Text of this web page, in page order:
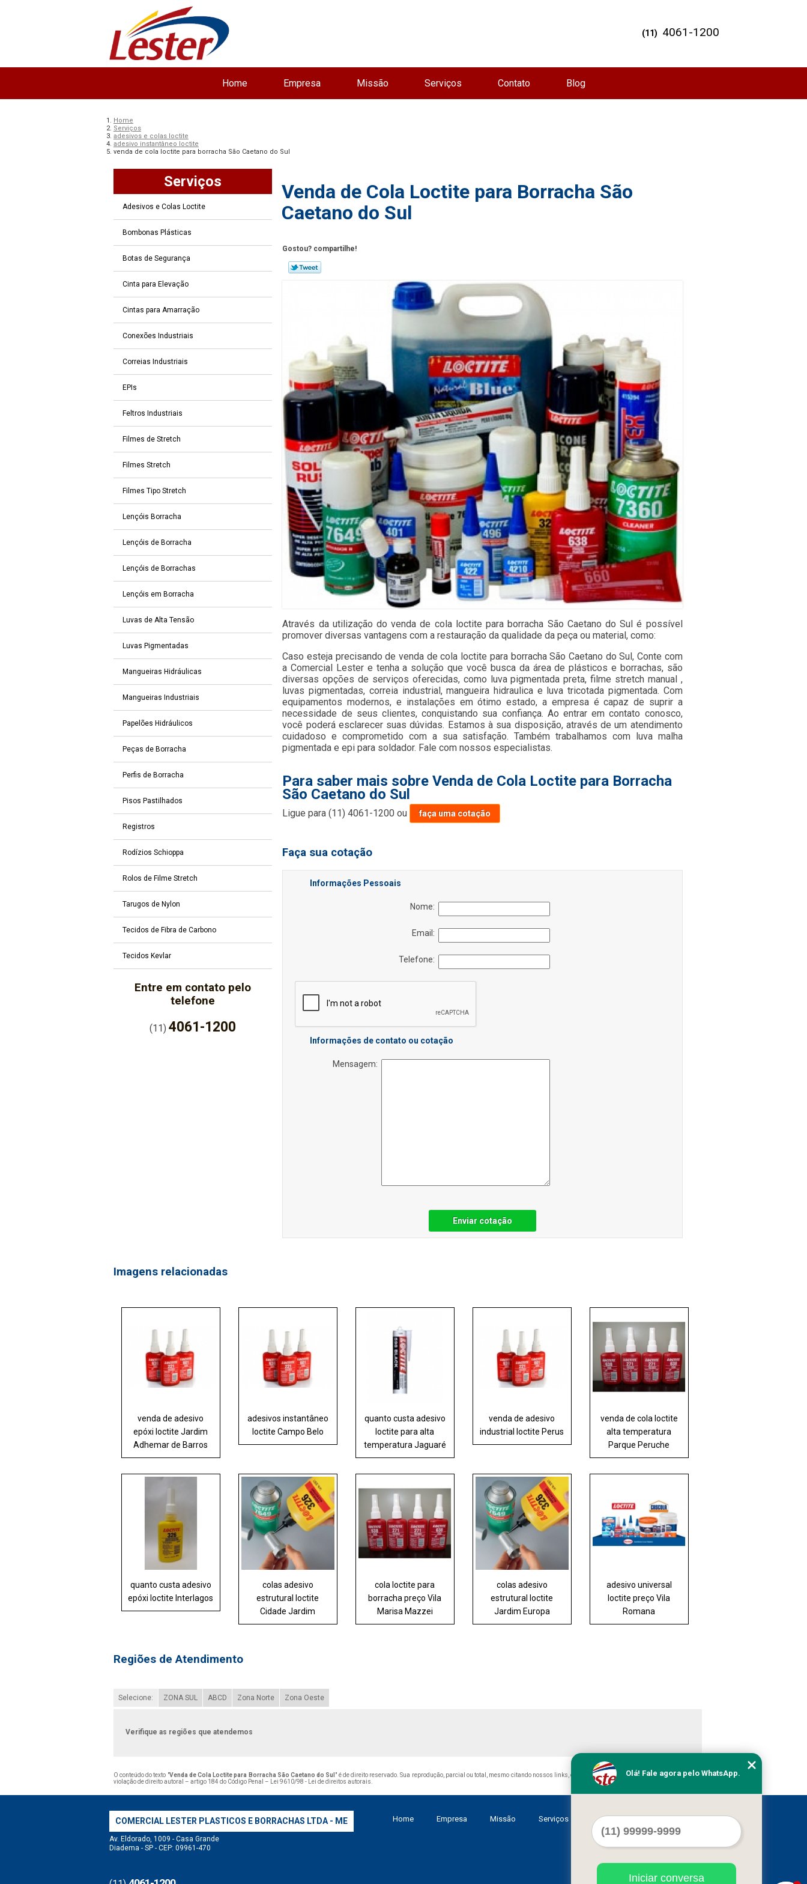
Home Empresa Missão Serviços Contato Blog
(11) 4061-1200
Home
Serviços
adesivos e colas loctite
adesivo instantâneo loctite
venda de cola loctite para borracha São Caetano do Sul
Serviços
Adesivos e Colas Loctite
Bombonas Plásticas
Botas de Segurança
Cinta para Elevação
Cintas para Amarração
Conexões Industriais
Correias Industriais
EPIs
Feltros Industriais
Filmes de Stretch
Filmes Stretch
Filmes Tipo Stretch
Lençóis Borracha
Lençóis de Borracha
Lençóis de Borrachas
Lençóis em Borracha
Luvas de Alta Tensão
Luvas Pigmentadas
Mangueiras Hidráulicas
Mangueiras Industriais
Papelões Hidráulicos
Peças de Borracha
Perfis de Borracha
Pisos Pastilhados
Registros
Rodízios Schioppa
Rolos de Filme Stretch
Tarugos de Nylon
Tecidos de Fibra de Carbono
Tecidos Kevlar
Entre em contato pelo
telefone
(11)4061-1200
Venda de Cola Loctite para Borracha São
Caetano do Sul
Gostou? compartilhe!
Através da utilização do venda de cola loctite para borracha São Caetano do Sul é possível
promover diversas vantagens com a restauração da qualidade da peça ou material, como:
Caso esteja precisando de venda de cola loctite para borracha São Caetano do Sul, Conte com
a Comercial Lester e tenha a solução que você busca da área de plásticos e borrachas, são
diversas opções de serviços oferecidas, como luva pigmentada preta, filme stretch manual ,
luvas pigmentadas, correia industrial, mangueira hidraulica e luva tricotada pigmentada. Com
equipamentos modernos, e instalações em ótimo estado, a empresa é capaz de suprir a
necessidade de seus clientes, conquistando sua confiança. Ao entrar em contato conosco,
você poderá esclarecer suas dúvidas. Estamos à sua disposição, através de um atendimento
cuidadoso e comprometido com a sua satisfação. Também trabalhamos com luva malha
pigmentada e epi para soldador. Fale com nossos especialistas.
Para saber mais sobre Venda de Cola Loctite para Borracha
São Caetano do Sul
Ligue para(11) 4061-1200 ou faça uma cotação
Faça sua cotação
Informações Pessoais
Nome:
Email:
Telefone:
Informações de contato ou cotação
Mensagem:
Enviar cotação
Imagens relacionadas
venda de adesivo
epóxi loctite Jardim
Adhemar de Barros
adesivos instantâneo
loctite Campo Belo
quanto custa adesivo
loctite para alta
temperatura Jaguaré
venda de adesivo
industrial loctite Perus
venda de cola loctite
alta temperatura
Parque Peruche
quanto custa adesivo
epóxi loctite Interlagos
colas adesivo
estrutural loctite
Cidade Jardim
cola loctite para
borracha preço Vila
Marisa Mazzei
colas adesivo
estrutural loctite
Jardim Europa
adesivo universal
loctite preço Vila
Romana
Regiões de Atendimento
Selecione: ZONA SUL ABCD Zona Norte Zona Oeste
Verifique as regiões que atendemos
O conteúdo do texto "Venda de Cola Loctite para Borracha São Caetano do Sul " é de direito reservado. Sua reprodução, parcial ou total, mesmo citando nossos links, é proibida sem a autorização do autor. Crime de
violação de direito autoral – artigo 184 do Código Penal –
Lei 9610/98 - Lei de direitos autorais
COMERCIAL LESTER PLASTICOS E BORRACHAS LTDA - ME
Av. Eldorado, 1009 - Casa Grande
Diadema - SP - CEP: 09961-470
Home Empresa Missão Serviços Contato Mapa do site
Olá! Fale agora pelo WhatsApp.
Iniciar conversa